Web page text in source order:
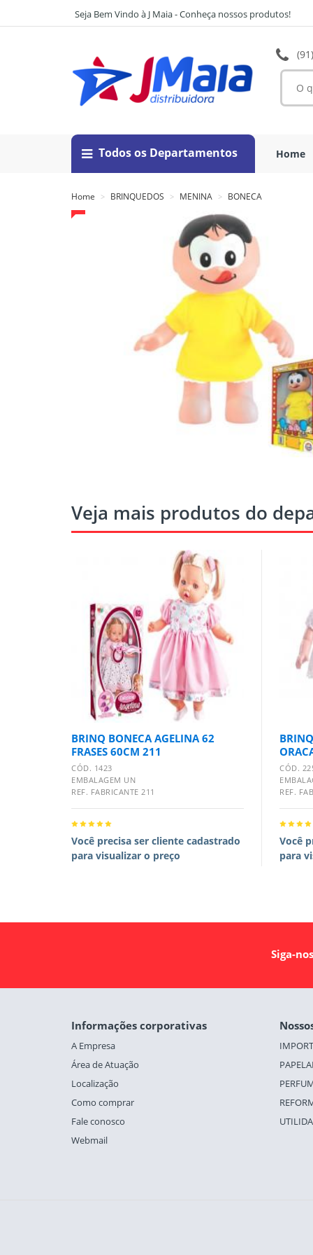
Seja Bem Vindo à J Maia - Conheça nossos produtos!
Todos os Departamentos Home
Home > BRINQUEDOS > MENINA > BONECA
Veja mais produtos do
BRINQ BONECA AGELINA 62
FRASES 60CM 211
CÓD. 1423
EMBALAGEM UN
REF. FABRICANTE 211
Você precisa ser cliente cadastrado
para visualizar o preço
CÓD.
REF.
Você
para
Siga-
Informações corporativas
A Empresa
Área de Atuação
Localização
Como comprar
Fale conosco
Webmail